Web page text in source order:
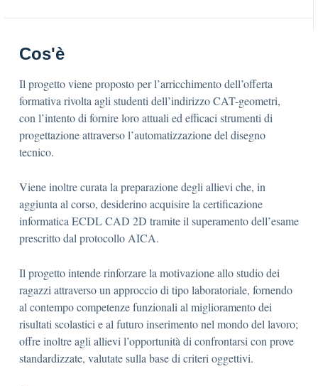
Cos'è
Il progetto viene proposto per l’arricchimento dell’offerta
formativa rivolta agli studenti dell’indirizzo CAT-geometri,
con l’intento di fornire loro attuali ed efficaci strumenti di
progettazione attraverso l’automatizzazione del disegno
tecnico.
Viene inoltre curata la preparazione degli allievi che, in
aggiunta al corso, desiderino acquisire la certificazione
informatica ECDL CAD 2D tramite il superamento dell’esame
prescritto dal protocollo AICA.
Il progetto intende rinforzare la motivazione allo studio dei
ragazzi attraverso un approccio di tipo laboratoriale, fornendo
al contempo competenze funzionali al miglioramento dei
risultati scolastici e al futuro inserimento nel mondo del lavoro;
offre inoltre agli allievi l’opportunità di confrontarsi con prove
standardizzate, valutate sulla base di criteri oggettivi.